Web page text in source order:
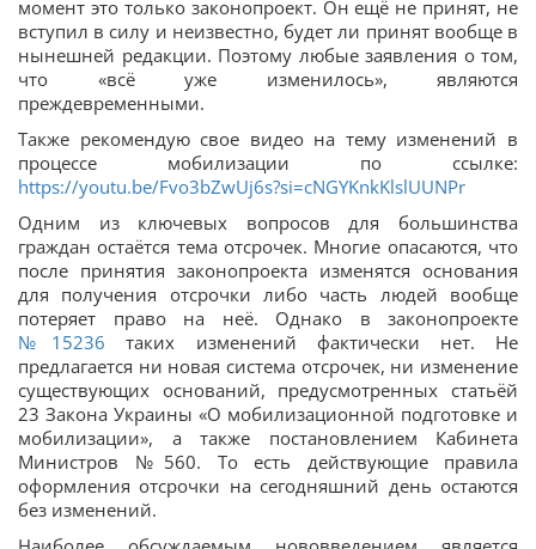
момент это только законопроект. Он ещё не принят, не
вступил в силу и неизвестно, будет ли принят вообще в
нынешней редакции. Поэтому любые заявления о том,
что «всё уже изменилось», являются
преждевременными.
Также рекомендую свое видео на тему изменений в
процессе мобилизации по ссылке:
https://youtu.be/Fvo3bZwUj6s?si=cNGYKnkKlslUUNPr
Одним из ключевых вопросов для большинства
граждан остаётся тема отсрочек. Многие опасаются, что
после принятия законопроекта изменятся основания
для получения отсрочки либо часть людей вообще
потеряет право на неё. Однако в законопроекте
№15236 таких изменений фактически нет. Не
предлагается ни новая система отсрочек, ни изменение
существующих оснований, предусмотренных статьёй
23 Закона Украины «О мобилизационной подготовке и
мобилизации», а также постановлением Кабинета
Министров №560. То есть действующие правила
оформления отсрочки на сегодняшний день остаются
без изменений.